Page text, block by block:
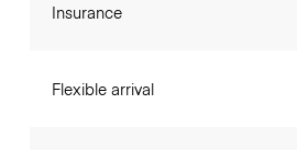
Insurance
Flexible arrival